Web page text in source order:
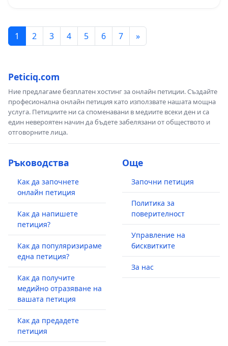
1 2 3 4 5 6 7 »
Peticiq.com
Ние предлагаме безплатен хостинг за онлайн петиции. Създайте
професионална онлайн петиция като използвате нашата мощна
услуга. Петициите ни са споменавани в медиите всеки ден и са
един невероятен начин да бъдете забелязани от обществото и
отговорните лица.
Ръководства
Как да започнете
онлайн петиция
Как да напишете
петиция?
Как да популяризираме
една петиция?
Как да получите
медийно отразяване на
вашата петиция
Как да предадете
петиция
Още
Започни петиция
Политика за
поверителност
Управление на
бисквитките
За нас